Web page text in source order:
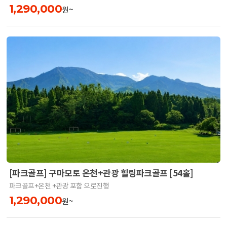
1,290,000원~
[파크골프] 구마모토 온천+관광 힐링파크골프 [54홀]
파크골프+온천 +관광 포함 으로진행
1,290,000원~